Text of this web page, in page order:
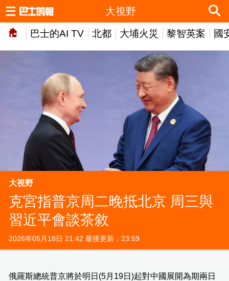
巴士的AI TV 北都 大埔火災 黎智英案 國
大視野
大視野
克宮指普京周二晚抵北京 周三與
習近平會談茶敘
2026年05月18日 21:42 最後更新：23:59
俄羅斯總統普京將於明日(5月19日)起對中國展開為期兩日